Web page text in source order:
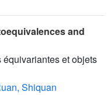
and
et objets
Shiquan